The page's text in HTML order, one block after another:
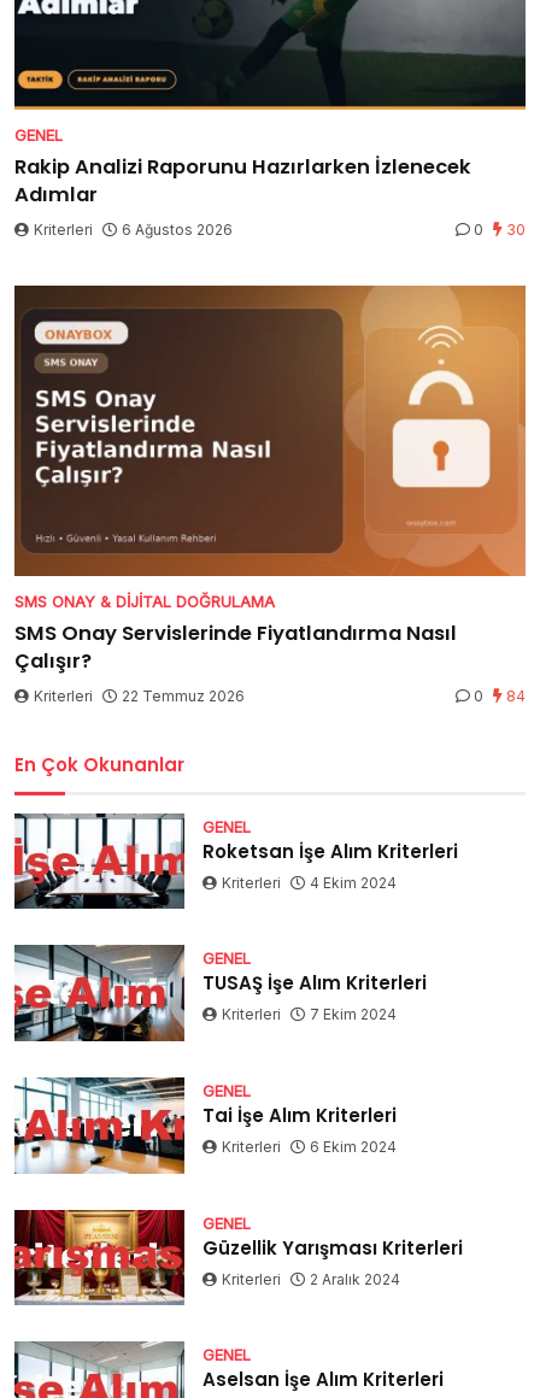
GENEL
Rakip Analizi Raporunu Hazırlarken İzlenecek
Adımlar
Kriterleri 6 Ağustos 2026 0 30
SMS ONAY & DIJITAL DOĞRULAMA
SMS Onay Servislerinde Fiyatlandırma Nasıl
Çalışır?
Kriterleri 22 Temmuz 2026 0 84
En Çok Okunanlar
GENEL
Roketsan İşe Alım Kriterleri
Kriterleri 4 Ekim 2024
GENEL
TUSAŞ İşe Alım Kriterleri
Kriterleri 7 Ekim 2024
GENEL
Tai İşe Alım Kriterleri
Kriterleri 6 Ekim 2024
GENEL
Güzellik Yarışması Kriterleri
Kriterleri 2 Aralık 2024
GENEL
Aselsan İşe Alım Kriterleri